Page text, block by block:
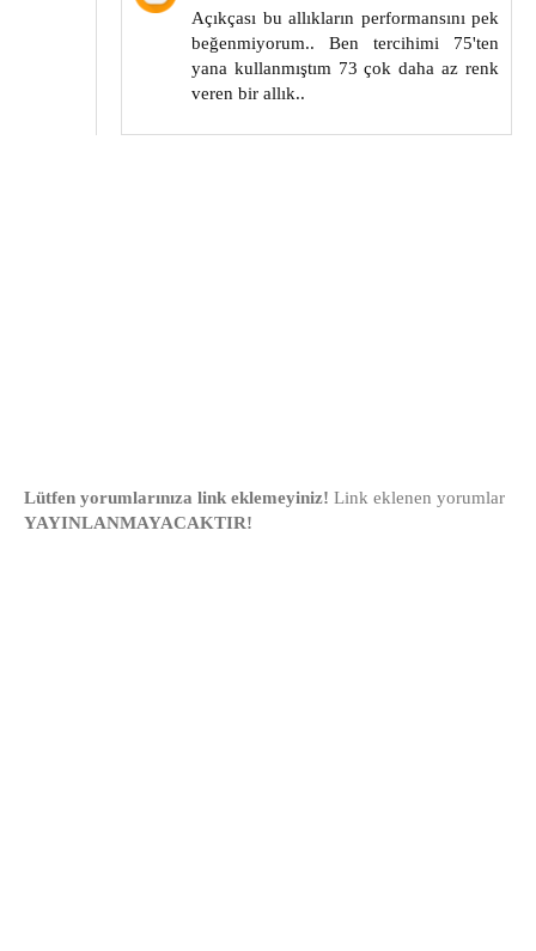
Açıkçası bu allıkların performansını pek
beğenmiyorum.. Ben tercihimi 75'ten
yana kullanmıştım 73 çok daha az renk
veren bir allık..
Lütfen yorumlarınıza link eklemeyiniz! Link eklenen yorumlar
YAYINLANMAYACAKTIR!